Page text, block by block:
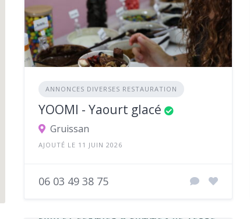
ANNONCES DIVERSES RESTAURATION
YOOMI - Yaourt glacé
Gruissan
AJOUTÉ LE 11 JUIN 2026
06 03 49 38 75